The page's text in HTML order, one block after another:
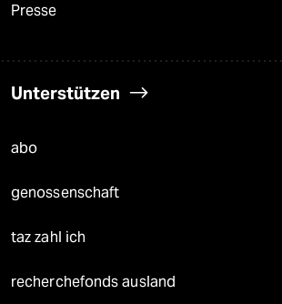
Presse
Unterstützen
abo
genossenschaft
taz zahl ich
recherchefonds ausland